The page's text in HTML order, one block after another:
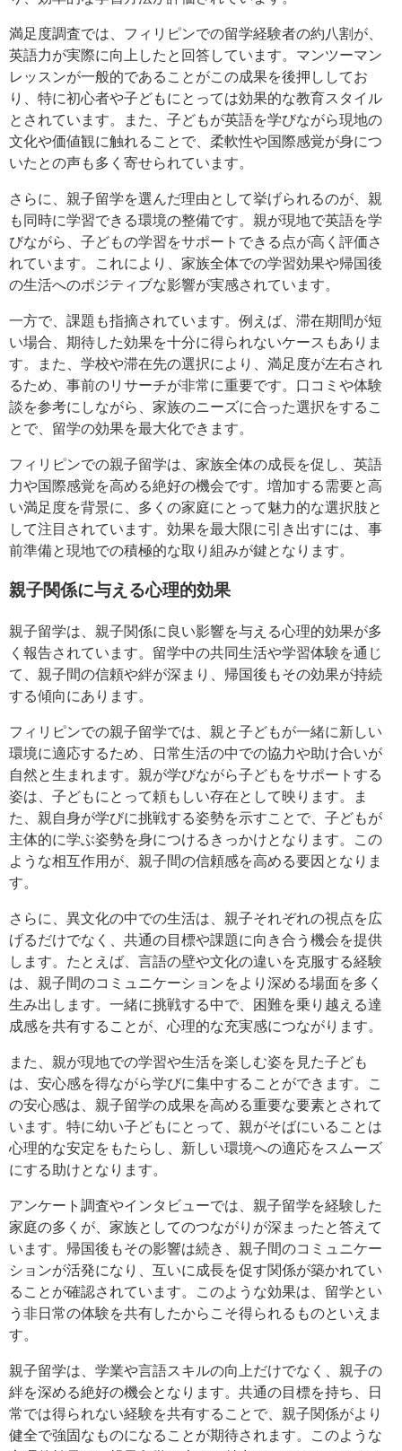
満足度調査では、フィリピンでの留学経験者の約八割が、
英語力が実際に向上したと回答しています。マンツーマン
レッスンが一般的であることがこの成果を後押ししてお
り、特に初心者や子どもにとっては効果的な教育スタイル
とされています。また、子どもが英語を学びながら現地の
文化や価値観に触れることで、柔軟性や国際感覚が身につ
いたとの声も多く寄せられています。
さらに、親子留学を選んだ理由として挙げられるのが、親
も同時に学習できる環境の整備です。親が現地で英語を学
びながら、子どもの学習をサポートできる点が高く評価さ
れています。これにより、家族全体での学習効果や帰国後
の生活へのポジティブな影響が実感されています。
一方で、課題も指摘されています。例えば、滞在期間が短
い場合、期待した効果を十分に得られないケースもありま
す。また、学校や滞在先の選択により、満足度が左右され
るため、事前のリサーチが非常に重要です。口コミや体験
談を参考にしながら、家族のニーズに合った選択をするこ
とで、留学の効果を最大化できます。
フィリピンでの親子留学は、家族全体の成長を促し、英語
力や国際感覚を高める絶好の機会です。増加する需要と高
い満足度を背景に、多くの家庭にとって魅力的な選択肢と
して注目されています。効果を最大限に引き出すには、事
前準備と現地での積極的な取り組みが鍵となります。
親子関係に与える心理的効果
親子留学は、親子関係に良い影響を与える心理的効果が多
く報告されています。留学中の共同生活や学習体験を通じ
て、親子間の信頼や絆が深まり、帰国後もその効果が持続
する傾向にあります。
フィリピンでの親子留学では、親と子どもが一緒に新しい
環境に適応するため、日常生活の中での協力や助け合いが
自然と生まれます。親が学びながら子どもをサポートする
姿は、子どもにとって頼もしい存在として映ります。ま
た、親自身が学びに挑戦する姿勢を示すことで、子どもが
主体的に学ぶ姿勢を身につけるきっかけとなります。この
ような相互作用が、親子間の信頼感を高める要因となりま
す。
さらに、異文化の中での生活は、親子それぞれの視点を広
げるだけでなく、共通の目標や課題に向き合う機会を提供
します。たとえば、言語の壁や文化の違いを克服する経験
は、親子間のコミュニケーションをより深める場面を多く
生み出します。一緒に挑戦する中で、困難を乗り越える達
成感を共有することが、心理的な充実感につながります。
また、親が現地での学習や生活を楽しむ姿を見た子ども
は、安心感を得ながら学びに集中することができます。こ
の安心感は、親子留学の成果を高める重要な要素とされて
います。特に幼い子どもにとって、親がそばにいることは
心理的な安定をもたらし、新しい環境への適応をスムーズ
にする助けとなります。
アンケート調査やインタビューでは、親子留学を経験した
家庭の多くが、家族としてのつながりが深まったと答えて
います。帰国後もその影響は続き、親子間のコミュニケー
ションが活発になり、互いに成長を促す関係が築かれてい
ることが確認されています。このような効果は、留学とい
う非日常の体験を共有したからこそ得られるものといえま
す。
親子留学は、学業や言語スキルの向上だけでなく、親子の
絆を深める絶好の機会となります。共通の目標を持ち、日
常では得られない経験を共有することで、親子関係がより
健全で強固なものになることが期待されます。このような